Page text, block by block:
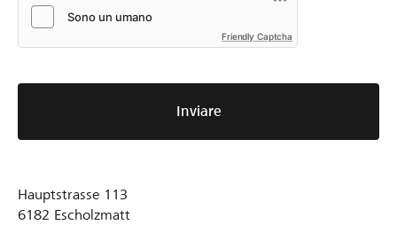
Friendly Captcha
Inviare
Hauptstrasse 113
6182 Escholzmatt